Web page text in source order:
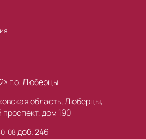
г.о. Люберцы
область, Люберцы,
дом 190
08 доб. 246